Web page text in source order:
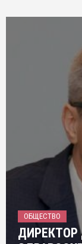
ОБЩЕСТВО